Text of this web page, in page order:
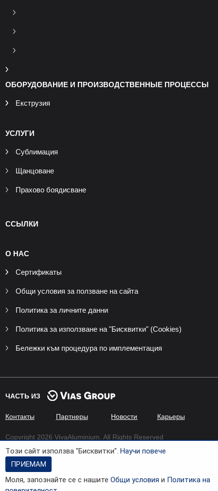
Tози сайт използва "Бисквитки". Научи повече
ПРИЕМАМ
Моля, запознайте се с нашите Общи условия и Политика на
ОБОРУДОВАНИЕ И ПРОИЗВОДСТВЕННЫЕ ПРОЦЕССЫ
Екструзия
УСЛУГИ
Сублимация
Щанцоване
Прахово боядисване
ССЫЛКИ
О НАС
Сертификаты
Общи условия за ползване на сайта
Политика за личните данни
Политика за използване на "Бисквитки" (Cookies)
Бележки към процедура по имплементация
ЧАСТЬ ИЗ
Контакты Партнеры Новости Карьеры
Copyright 2026 VivaAluminium. All Rights Reserved
Developed byXenium Company